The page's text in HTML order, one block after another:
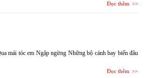
Đọc thêm
mái tóc em Ngập ngừng Những bộ cánh bay biến đâu
Đọc thêm